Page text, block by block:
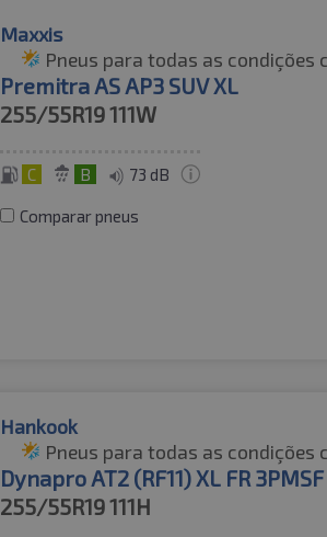
Maxxis
Pneus para todas as condições
Premitra AS AP3 SUV XL
255/55R19111W
C B 73 dB
Comparar pneus
Hankook
Pneus para todas as condições
Dynapro AT2 (RF11) XL FR 3PMSF
255/55R19111H